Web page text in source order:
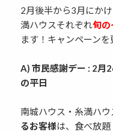
2月後半から3月にか
満ハウスそれぞれ旬の
ます！キャンペーンを
A) 市民感謝デー : 2月
の平日
南城ハウス・糸満ハウ
るお客様は、食べ放